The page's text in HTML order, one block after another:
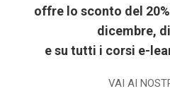
offre lo sconto del
dicembre,
e su tutti i corsi e-
VAI AI